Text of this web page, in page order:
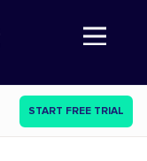
Abre a navegação
START FREE TRIAL